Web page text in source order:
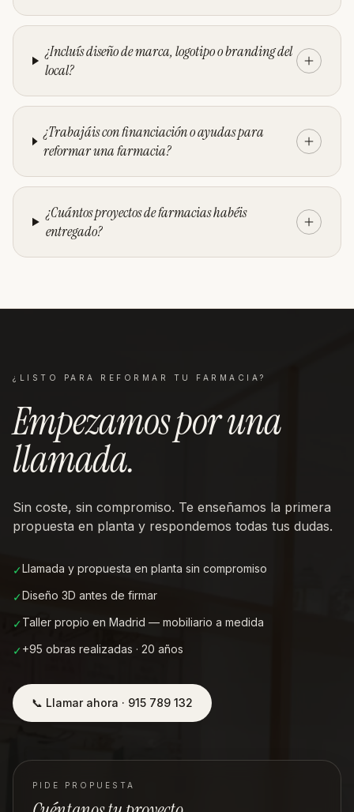
¿Incluís diseño de marca, logotipo o branding del
local?
¿Trabajáis con financiación o ayudas para
reformar una farmacia?
¿Cuántos proyectos de farmacias habéis
entregado?
¿LISTO PARA REFORMAR TU FARMACIA ?
Empezamos por una
llamada.
Sin coste, sin compromiso. Te enseñamos la primera
propuesta en planta y respondemos todas tus dudas.
✓Llamada y propuesta en planta sin compromiso
✓Diseño 3D antes de firmar
✓Taller propio en Madrid — mobiliario a medida
✓+95 obras realizadas · 20 años
📞 Llamar ahora · 915 789 132
PIDE PROPUESTA